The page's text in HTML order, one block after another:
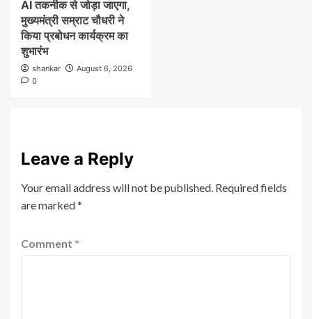
AI तकनीक से जोड़ा जाएगा,
मुख्यमंत्री सम्राट चौधरी ने
किया प्रबोधन कार्यक्रम का
शुभारंभ
shankar
August 6, 2026
0
Leave a Reply
Your email address will not be published. Required fields
are marked*
Comment *